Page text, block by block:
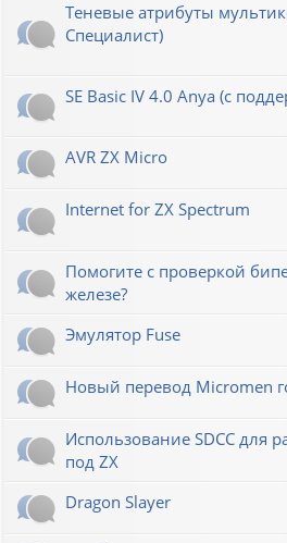
Теневые атрибуты
Специалист)
SE Basic IV 4.0 Anya (с
AVR ZX Micro
Internet for ZX Spectrum
Помогите с проверкой
железе?
Эмулятор Fuse
Новый перевод Micromen
Использование SDCC для
под ZX
Dragon Slayer